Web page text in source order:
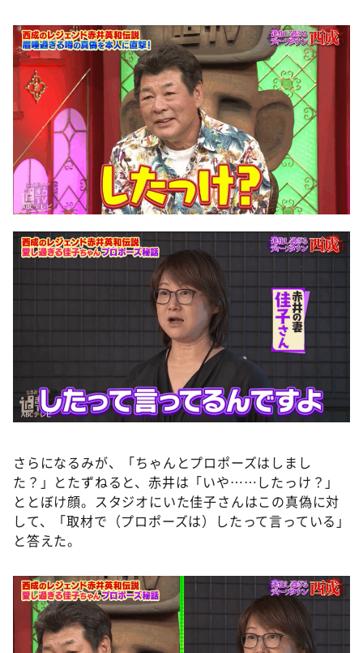
さらになるみが、「ちゃんとプロポーズはしまし
た？」とたずねると、赤井は「いや……したっけ？」
ととぼけ顔。スタジオにいた佳子さんはこの真偽に対
して、「取材で（プロポーズは）したって言っている」
と答えた。